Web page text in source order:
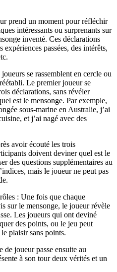
prend un moment pour réfléchir
intéressants ou surprenants sur
inventé. Ces déclarations
expériences passées, des intérêts,
se rassemblent en cercle ou
Le premier joueur se
déclarations, sans révéler
est le mensonge. Par exemple,
sous-marine en Australie, j’ai
et j’ai nagé avec des
avoir écouté les trois
doivent deviner quel est le
des questions supplémentaires au
mais le joueur ne peut pas
: Une fois que chaque
sur le mensonge, le joueur révèle
Les joueurs qui ont deviné
des points, ou le jeu peut
plaisir sans points.
joueur passe ensuite au
à son tour deux vérités et un